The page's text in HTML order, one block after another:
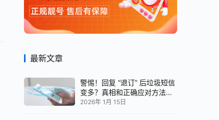
最新文章
警惕！回复 “退订” 后垃圾短信
变多？真相和正确应对方法都
在这
2026年 1月 15日